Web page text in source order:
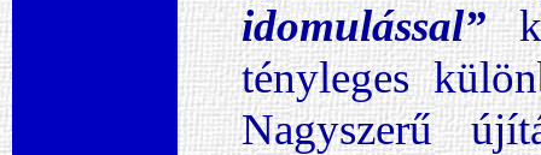
idomulással”
tényleges
Nagyszerű